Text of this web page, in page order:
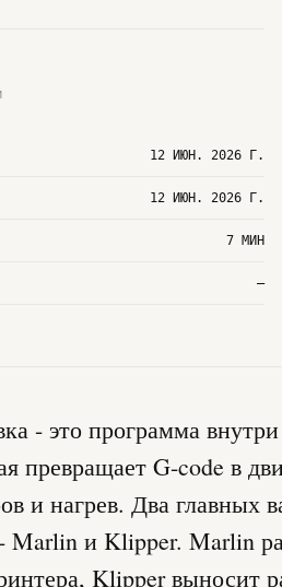
12 ИЮН. 2026 Г.
12 ИЮН. 2026 Г.
7 МИН
—
- это программа
превращает G-code в
и нагрев. Два главных
Marlin и Klipper. Marlin
Klipper выносит